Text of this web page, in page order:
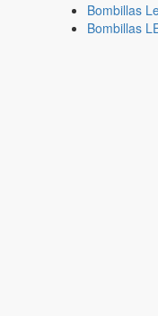
Bombillas
Bombillas